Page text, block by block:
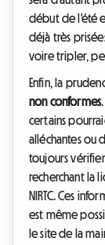
début de l'été
déjà très
voire tripler,
Enfin, la
non conformes
certains
alléchantes ou
toujours
recherchant la
NIRTC. Ces
est même
le site de la